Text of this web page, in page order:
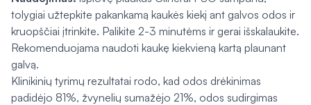
tolygiai užtepkite pakankamą kaukės kiekį ant galvos odos ir
kruopščiai įtrinkite. Palikite 2-3 minutėms ir gerai išskalaukite.
Rekomenduojama naudoti kaukę kiekvieną kartą plaunant
galvą.
Klinikinių tyrimų rezultatai rodo, kad odos drėkinimas
padidėjo 81%, žvynelių sumažėjo 21%, odos sudirgimas